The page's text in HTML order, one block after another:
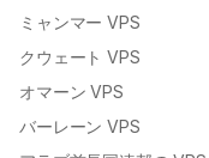
ミャンマー VPS
クウェート VPS
オマーン VPS
バーレーン VPS